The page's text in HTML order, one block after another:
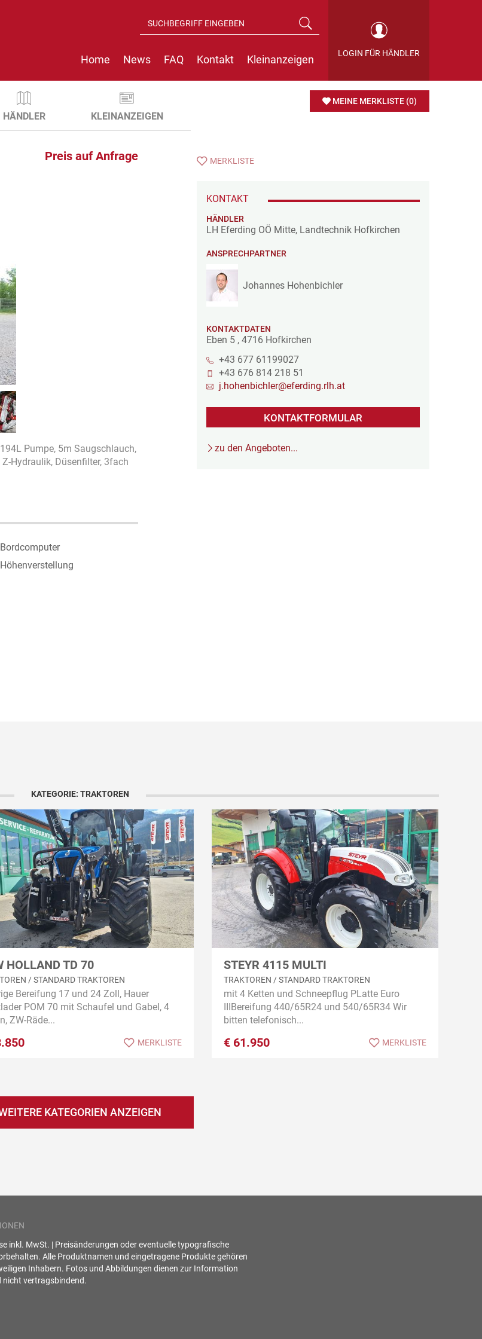
LOGIN FÜR HÄNDLER
Home News FAQ Kontakt Kleinanzeigen
MEINE MERKLISTE (0)
HÄNDLER KLEINANZEIGEN
Preis auf Anfrage
Pumpe, 5m Saugschlauch,
Hydraulik, Düsenfilter, 3fach
Bordcomputer
Höhenverstellung
MERKLISTE
KONTAKT
HÄNDLER
LH Eferding OÖ Mitte, Landtechnik Hofkirchen
ANSPRECHPARTNER
Johannes Hohenbichler
KONTAKTDATEN
Eben 5, 4716 Hofkirchen
+43 677 61199027
+43 676 814 218 51
j.hohenbichler@eferding.rlh.at
KONTAKTFORMULAR
zu den Angeboten...
KATEGORIE: TRAKTOREN
HOLLAND TD 70
/ STANDARD TRAKTOREN
Bereifung 17 und 24 Zoll, Hauer
POM 70 mit Schaufel und Gabel, 4
ZW-Räde...
MERKLISTE
STEYR 4115 MULTI
TRAKTOREN / STANDARD TRAKTOREN
mit 4 Ketten und Schneepflug PLatte Euro
IIIBereifung 440/65R24 und 540/65R34 Wir
bitten telefonisch...
€ 61.950 MERKLISTE
KATEGORIEN ANZEIGEN
inkl. MwSt. | Preisänderungen oder eventuelle typografische
Alle Produktnamen und eingetragene Produkte gehören
Inhabern. Fotos und Abbildungen dienen zur Information
nicht vertragsbindend.